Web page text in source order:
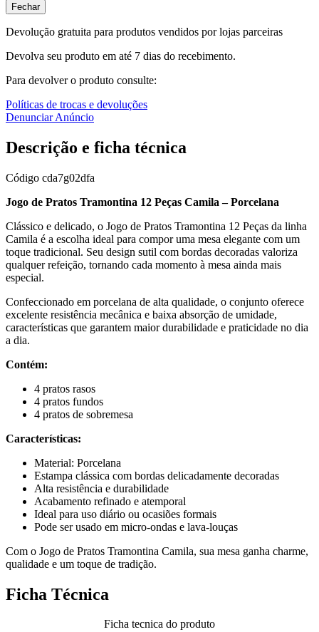
Fechar
Devolução gratuita para produtos vendidos por lojas parceiras
Devolva seu produto em até 7 dias do recebimento.
Para devolver o produto consulte:
Políticas de trocas e devoluções
Denunciar Anúncio
Descrição e ficha técnica
Código cda7g02dfa
Jogo de Pratos Tramontina 12 Peças Camila – Porcelana
Clássico e delicado, o Jogo de Pratos Tramontina 12 Peças da linha
Camila é a escolha ideal para compor uma mesa elegante com um
toque tradicional. Seu design sutil com bordas decoradas valoriza
qualquer refeição, tornando cada momento à mesa ainda mais
especial.
Confeccionado em porcelana de alta qualidade, o conjunto oferece
excelente resistência mecânica e baixa absorção de umidade,
características que garantem maior durabilidade e praticidade no dia
a dia.
Contém:
4 pratos rasos
4 pratos fundos
4 pratos de sobremesa
Características:
Material: Porcelana
Estampa clássica com bordas delicadamente decoradas
Alta resistência e durabilidade
Acabamento refinado e atemporal
Ideal para uso diário ou ocasiões formais
Pode ser usado em micro-ondas e lava-louças
Com o Jogo de Pratos Tramontina Camila, sua mesa ganha charme,
qualidade e um toque de tradição.
Ficha Técnica
Ficha tecnica do produto